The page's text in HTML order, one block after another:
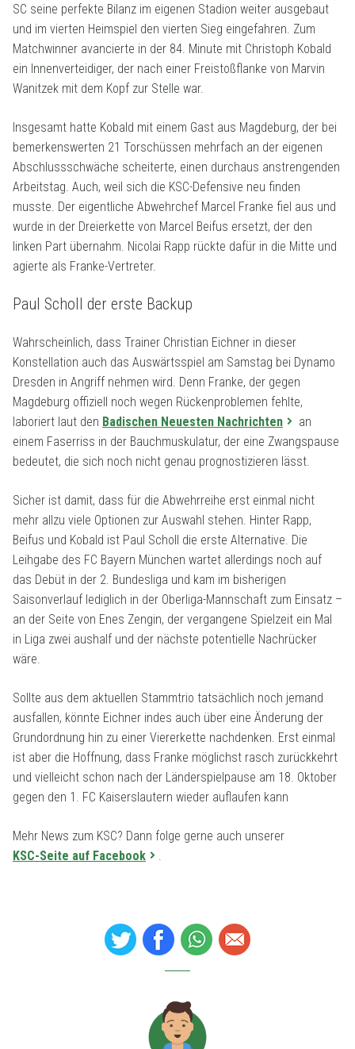
SC seine perfekte Bilanz im eigenen Stadion weiter ausgebaut
und im vierten Heimspiel den vierten Sieg eingefahren. Zum
Matchwinner avancierte in der 84. Minute mit Christoph Kobald
ein Innenverteidiger, der nach einer Freistoßflanke von Marvin
Wanitzek mit dem Kopf zur Stelle war.
Insgesamt hatte Kobald mit einem Gast aus Magdeburg, der bei
bemerkenswerten 21 Torschüssen mehrfach an der eigenen
Abschlussschwäche scheiterte, einen durchaus anstrengenden
Arbeitstag. Auch, weil sich die KSC-Defensive neu finden
musste. Der eigentliche Abwehrchef Marcel Franke fiel aus und
wurde in der Dreierkette von Marcel Beifus ersetzt, der den
linken Part übernahm. Nicolai Rapp rückte dafür in die Mitte und
agierte als Franke-Vertreter.
Paul Scholl der erste Backup
Wahrscheinlich, dass Trainer Christian Eichner in dieser
Konstellation auch das Auswärtsspiel am Samstag bei Dynamo
Dresden in Angriff nehmen wird. Denn Franke, der gegen
Magdeburg offiziell noch wegen Rückenproblemen fehlte,
laboriert laut den Badischen Neuesten Nachrichten
an
einem Faserriss in der Bauchmuskulatur, der eine Zwangspause
bedeutet, die sich noch nicht genau prognostizieren lässt.
Sicher ist damit, dass für die Abwehrreihe erst einmal nicht
mehr allzu viele Optionen zur Auswahl stehen. Hinter Rapp,
Beifus und Kobald ist Paul Scholl die erste Alternative. Die
Leihgabe des FC Bayern München wartet allerdings noch auf
das Debüt in der 2. Bundesliga und kam im bisherigen
Saisonverlauf lediglich in der Oberliga-Mannschaft zum Einsatz –
an der Seite von Enes Zengin, der vergangene Spielzeit ein Mal
in Liga zwei aushalf und der nächste potentielle Nachrücker
wäre.
Sollte aus dem aktuellen Stammtrio tatsächlich noch jemand
ausfallen, könnte Eichner indes auch über eine Änderung der
Grundordnung hin zu einer Viererkette nachdenken. Erst einmal
ist aber die Hoffnung, dass Franke möglichst rasch zurückkehrt
und vielleicht schon nach der Länderspielpause am 18. Oktober
gegen den 1. FC Kaiserslautern wieder auflaufen kann
Mehr News zum KSC? Dann folge gerne auch unserer
KSC-Seite auf Facebook